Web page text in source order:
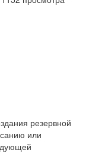
резервной
или